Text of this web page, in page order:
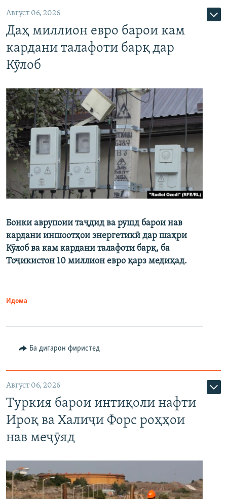
Август 06, 2026
Даҳ миллион евро барои кам
кардани талафоти барқ дар
Кӯлоб
Бонки аврупоии таҷдид ва рушд барои нав
кардани иншоотҳои энергетикӣ дар шаҳри
Кӯлоб ва кам кардани талафоти барқ, ба
Тоҷикистон 10 миллион евро қарз медиҳад.
Идома
Ба дигарон фиристед
Август 06, 2026
Туркия барои интиқоли нафти
Ироқ ва Халиҷи Форс роҳҳои
нав меҷӯяд